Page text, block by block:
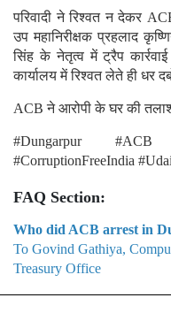
परिवादी ने रिश्वत न देकर
उप महानिरीक्षक प्रहलाद
सिंह के नेतृत्व में ट्रैप
कार्यालय में रिश्वत लेते ही धर
ACB ने आरोपी के घर की
#Dungarpur #ACB
#CorruptionFreeIndia
FAQ Section:
Who did ACB arrest in
To Govind Gathiya,
Treasury Office